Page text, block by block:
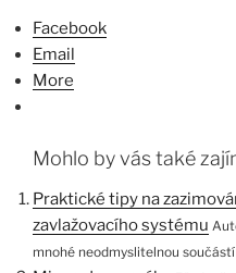
Facebook
Email
More
Mohlo by vás také
Praktické tipy na
zavlažovacího systému
mnohé neodmyslitelnou